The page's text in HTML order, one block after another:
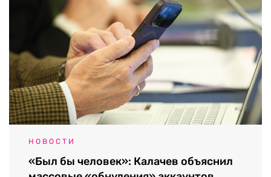
НОВОСТИ
«Был бы человек»: Калачев объяснил